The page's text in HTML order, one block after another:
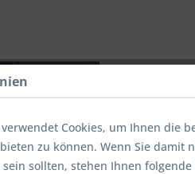
Cookies, um Ihnen die
zu können. Wenn Sie damit
sollten, stehen Ihnen folgende